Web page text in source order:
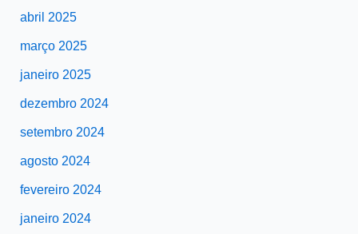
abril 2025
março 2025
janeiro 2025
dezembro 2024
setembro 2024
agosto 2024
fevereiro 2024
janeiro 2024